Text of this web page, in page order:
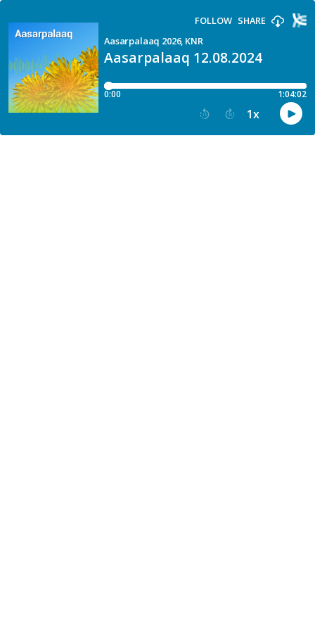
Aasarpalaaq 12.08.2024
Aasarpalaaq 2026, KNR
FOLLOW SHARE
0:00 1:04:02
15 30 1x